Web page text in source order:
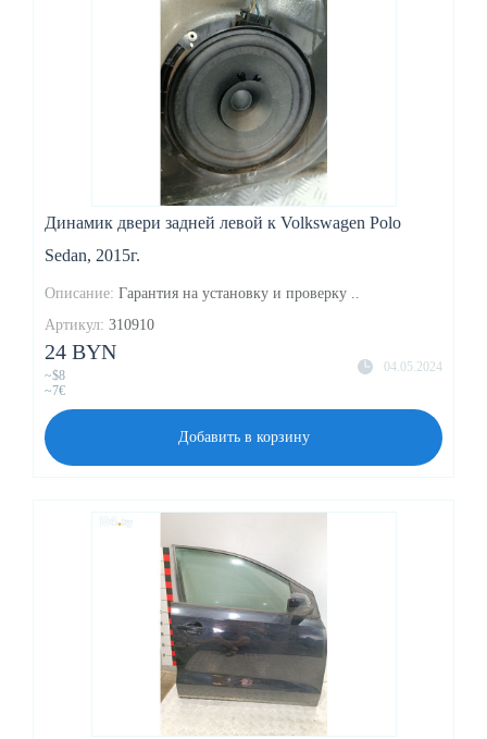
Динамик двери задней левой к Volkswagen Polo
Sedan, 2015г.
Описание: Гарантия на установку и проверку ..
Артикул: 310910
04.05.2024
24 BYN
~$8
~7€
Добавить в корзину